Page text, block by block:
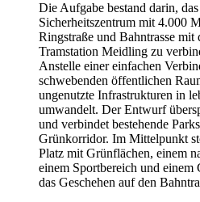
Die Aufgabe bestand darin,
Sicherheitszentrum mit 4.000
Ringstraße und Bahntrasse mit
Tramstation Meidling zu
Anstelle einer einfachen
schwebenden öffentlichen
ungenutzte Infrastrukturen in
umwandelt. Der Entwurf
und verbindet bestehende
Grünkorridor. Im Mittelpunkt
Platz mit Grünflächen, einem
einem Sportbereich und
das Geschehen auf den